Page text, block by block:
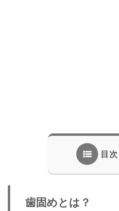
目次
歯固めとは？